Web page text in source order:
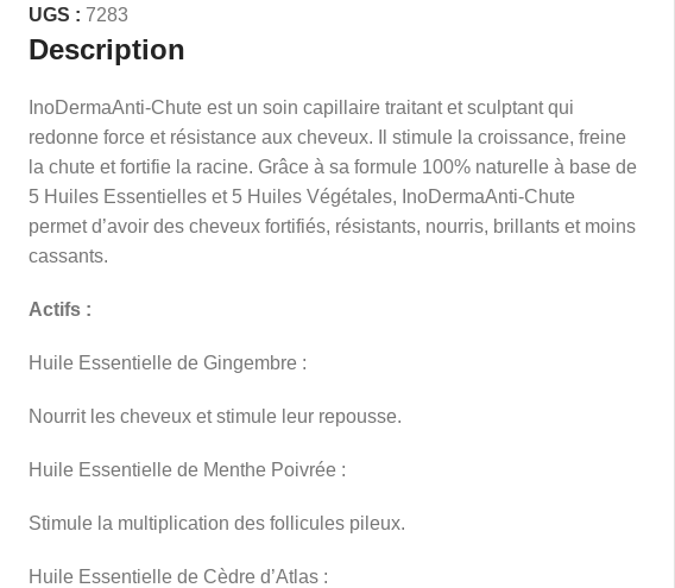
UGS :7283
Description
InoDermaAnti-Chute est un soin capillaire traitant et sculptant qui
redonne force et résistance aux cheveux. Il stimule la croissance, freine
la chute et fortifie la racine. Grâce à sa formule 100% naturelle à base de
5 Huiles Essentielles et 5 Huiles Végétales, InoDermaAnti-Chute
permet d’avoir des cheveux fortifiés, résistants, nourris, brillants et moins
cassants.
Actifs :
Huile Essentielle de Gingembre :
Nourrit les cheveux et stimule leur repousse.
Huile Essentielle de Menthe Poivrée :
Stimule la multiplication des follicules pileux.
Huile Essentielle de Cèdre d’Atlas :